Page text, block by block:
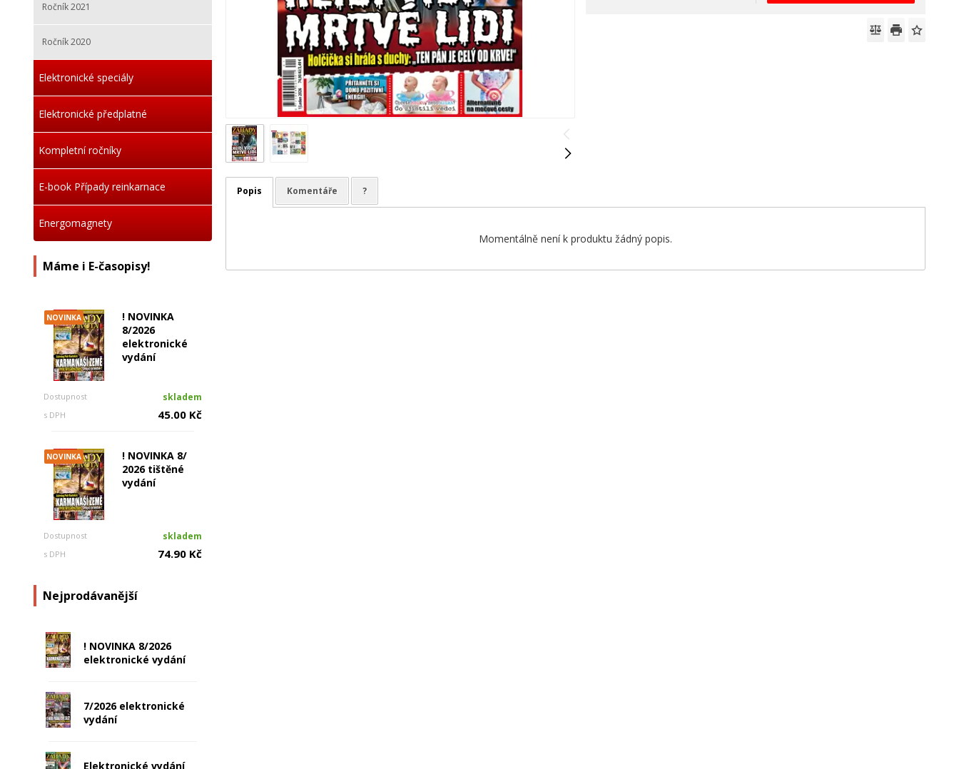
Ročník 2021
Ročník 2020
Elektronické speciály
Elektronické předplatné
Kompletní ročníky
E-book Případy reinkarnace
Energomagnety
Máme i E-časopisy!
NOVINKA
! NOVINKA
8/2026
elektronické
vydání
Dostupnost skladem
s DPH 45.00 Kč
NOVINKA
! NOVINKA 8/
2026 tištěné
vydání
Dostupnost skladem
s DPH 74.90 Kč
Nejprodávanější
! NOVINKA 8/2026
elektronické vydání
7/2026 elektronické
vydání
Elektronické vydání
Popis Komentáře ?
Momentálně není k produktu žádný popis.